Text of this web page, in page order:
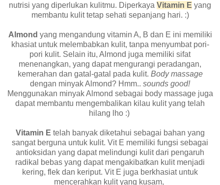
nutrisi yang diperlukan kulitmu. Diperkaya Vitamin E yang
membantu kulit tetap sehati sepanjang hari. :)
Almond yang mengandung vitamin A, B dan E ini memiliki
khasiat untuk melembabkan kulit, tanpa menyumbat pori-
pori kulit. Selain itu, Almond juga memiliki sifat
menenangkan, yang dapat mengurangi peradangan,
kemerahan dan gatal-gatal pada kulit. Body massage
dengan minyak Almond? Hmm.. sounds good!
Menggunakan minyak Almond sebagai body massage juga
dapat membantu mengembalikan kilau kulit yang telah
hilang lho :)
Vitamin E telah banyak diketahui sebagai bahan yang
sangat berguna untuk kulit. Vit E memiliki fungsi sebagai
antioksidan yang dapat melindungi kulit dari pengaruh
radikal bebas yang dapat mengakibatkan kulit menjadi
kering, flek dan keriput. Vit E juga berkhasiat untuk
mencerahkan kulit yang kusam,